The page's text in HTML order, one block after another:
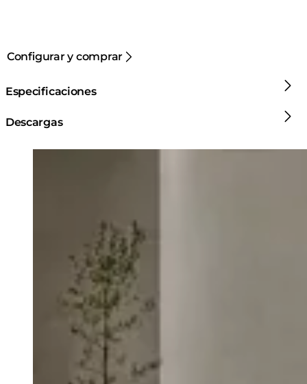
Configurar y comprar
Especificaciones
Descargas